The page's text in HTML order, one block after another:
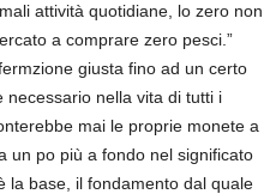
attività quotidiane, lo zero non
a comprare zero pesci.”
giusta fino ad un certo
nella vita di tutti i
mai le proprie monete a
un po più a fondo nel significato
la base, il fondamento dal quale